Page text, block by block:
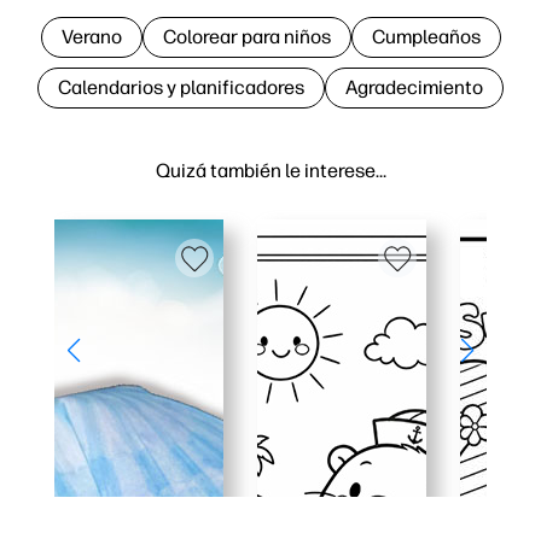
Quizá también le interese…
Verano Colorear para niños Cumpleaños
Calendarios y planificadores Agradecimiento